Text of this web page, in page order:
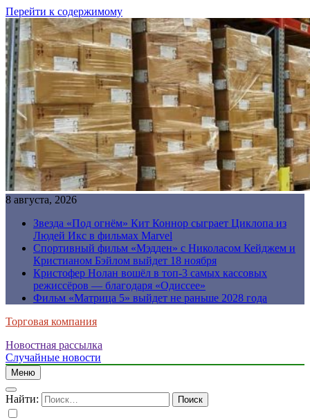
Перейти к содержимому
8 августа, 2026
Звезда «Под огнём» Кит Коннор сыграет Циклопа из
Людей Икс в фильмах Marvel
Спортивный фильм «Мэдден» с Николасом Кейджем и
Кристианом Бэйлом выйдет 18 ноября
Кристофер Нолан вошёл в топ-3 самых кассовых
режиссёров — благодаря «Одиссее»
Фильм «Матрица 5» выйдет не раньше 2028 года
Торговая компания
Новостная рассылка
Случайные новости
Меню
Найти: